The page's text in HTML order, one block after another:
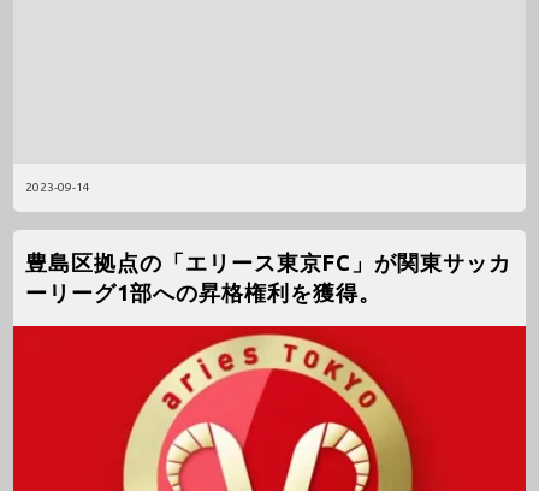
2023-09-14
豊島区拠点の「エリース東京FC」が関東サッカ
ーリーグ1部への昇格権利を獲得。